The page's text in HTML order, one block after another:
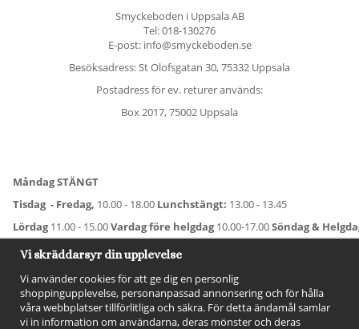
Smyckeboden i Uppsala AB
Tel:018-130276
E-post: info@smyckeboden.se
Besöksadress: St Olofsgatan 30, 75332 Uppsala
Postadress för ev. returer används:
Box 2017, 75002 Uppsala
Måndag STÄNGT
Tisdag - Fredag, 10.00 - 18.00 Lunchstängt: 13.00 - 13.45
Lördag11.00 - 15.00Vardag före helgdag10.00-17.00Söndag &
För avvikande öppettider:Titta här
Vi skräddarsyr din upplevelse
Vi använder cookies för att ge dig en personlig
shoppingupplevelse, personanpassad annonsering och för hålla
våra webbplatser tillförlitliga och säkra. För detta ändamål samlar
vi in information om användarna, deras mönster och deras